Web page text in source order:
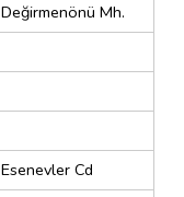
Değirmenönü Mh.
Esenevler Cd